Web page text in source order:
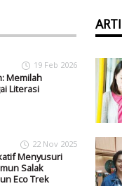
19 Feb 2026
Memilah
Literasi
22 Nov 2025
Menyusuri
Salak
Eco Trek